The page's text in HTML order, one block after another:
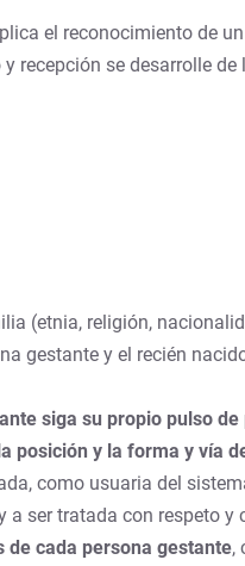
el reconocimiento de
recepción se desarrolle
(etnia, religión,
gestante y el recién
siga su propio pulso de
posición y la forma y vía
como usuaria del
ser tratada con respeto
de cada persona gestante,